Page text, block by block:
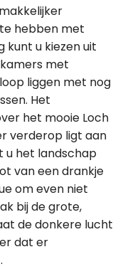
hebben met
kunt u kiezen uit
met
liggen met nog
Het
het mooie Loch
verderop ligt aan
u het landschap
van een drankje
om even niet
bij de grote,
de donkere lucht
dat er